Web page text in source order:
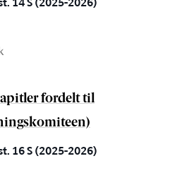
fordelt til
16 S (2025-2026)